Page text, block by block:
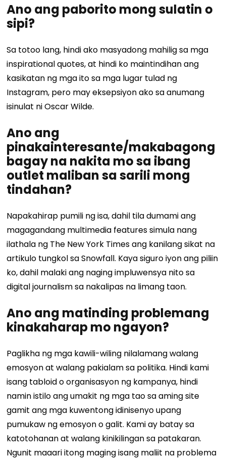
Ano ang paborito mong sulatin o
sipi?
Sa totoo lang, hindi ako masyadong mahilig sa mga
inspirational quotes, at hindi ko maintindihan ang
kasikatan ng mga ito sa mga lugar tulad ng
Instagram, pero may eksepsiyon ako sa anumang
isinulat ni Oscar Wilde.
Ano ang
pinakainteresante/makabagong
bagay na nakita mo sa ibang
outlet maliban sa sarili mong
tindahan?
Napakahirap pumili ng isa, dahil tila dumami ang
magagandang multimedia features simula nang
ilathala ng The New York Times ang kanilang sikat na
artikulo tungkol sa Snowfall. Kaya siguro iyon ang piliin
ko, dahil malaki ang naging impluwensya nito sa
digital journalism sa nakalipas na limang taon.
Ano ang matinding problemang
kinakaharap mo ngayon?
Paglikha ng mga kawili-wiling nilalamang walang
emosyon at walang pakialam sa politika. Hindi kami
isang tabloid o organisasyon ng kampanya, hindi
namin istilo ang umakit ng mga tao sa aming site
gamit ang mga kuwentong idinisenyo upang
pumukaw ng emosyon o galit. Kami ay batay sa
katotohanan at walang kinikilingan sa patakaran.
Ngunit maaari itong maging isang maliit na problema